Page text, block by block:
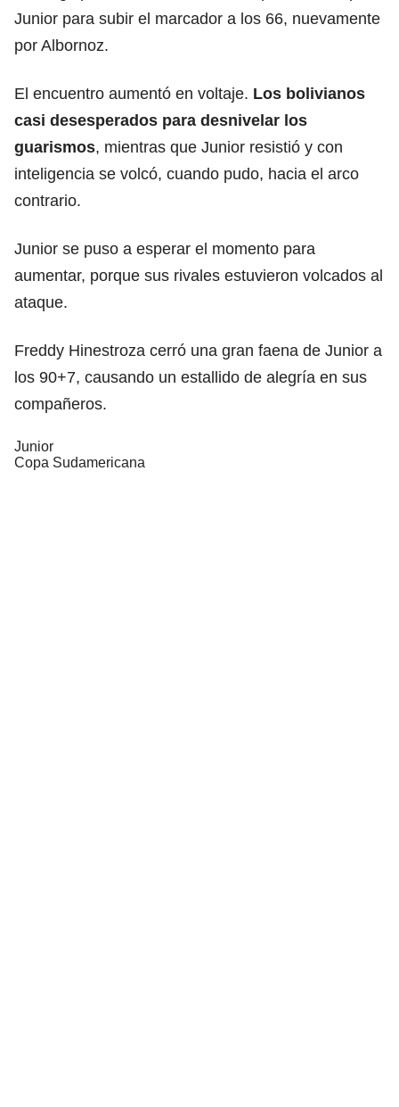
Junior para subir el marcador a los 66, nuevamente
por Albornoz.
El encuentro aumentó en voltaje. Los bolivianos
casi desesperados para desnivelar los
guarismos, mientras que Junior resistió y con
inteligencia se volcó, cuando pudo, hacia el arco
contrario.
Junior se puso a esperar el momento para
aumentar, porque sus rivales estuvieron volcados al
ataque.
Freddy Hinestroza cerró una gran faena de Junior a
los 90+7, causando un estallido de alegría en sus
compañeros.
Junior
Copa Sudamericana